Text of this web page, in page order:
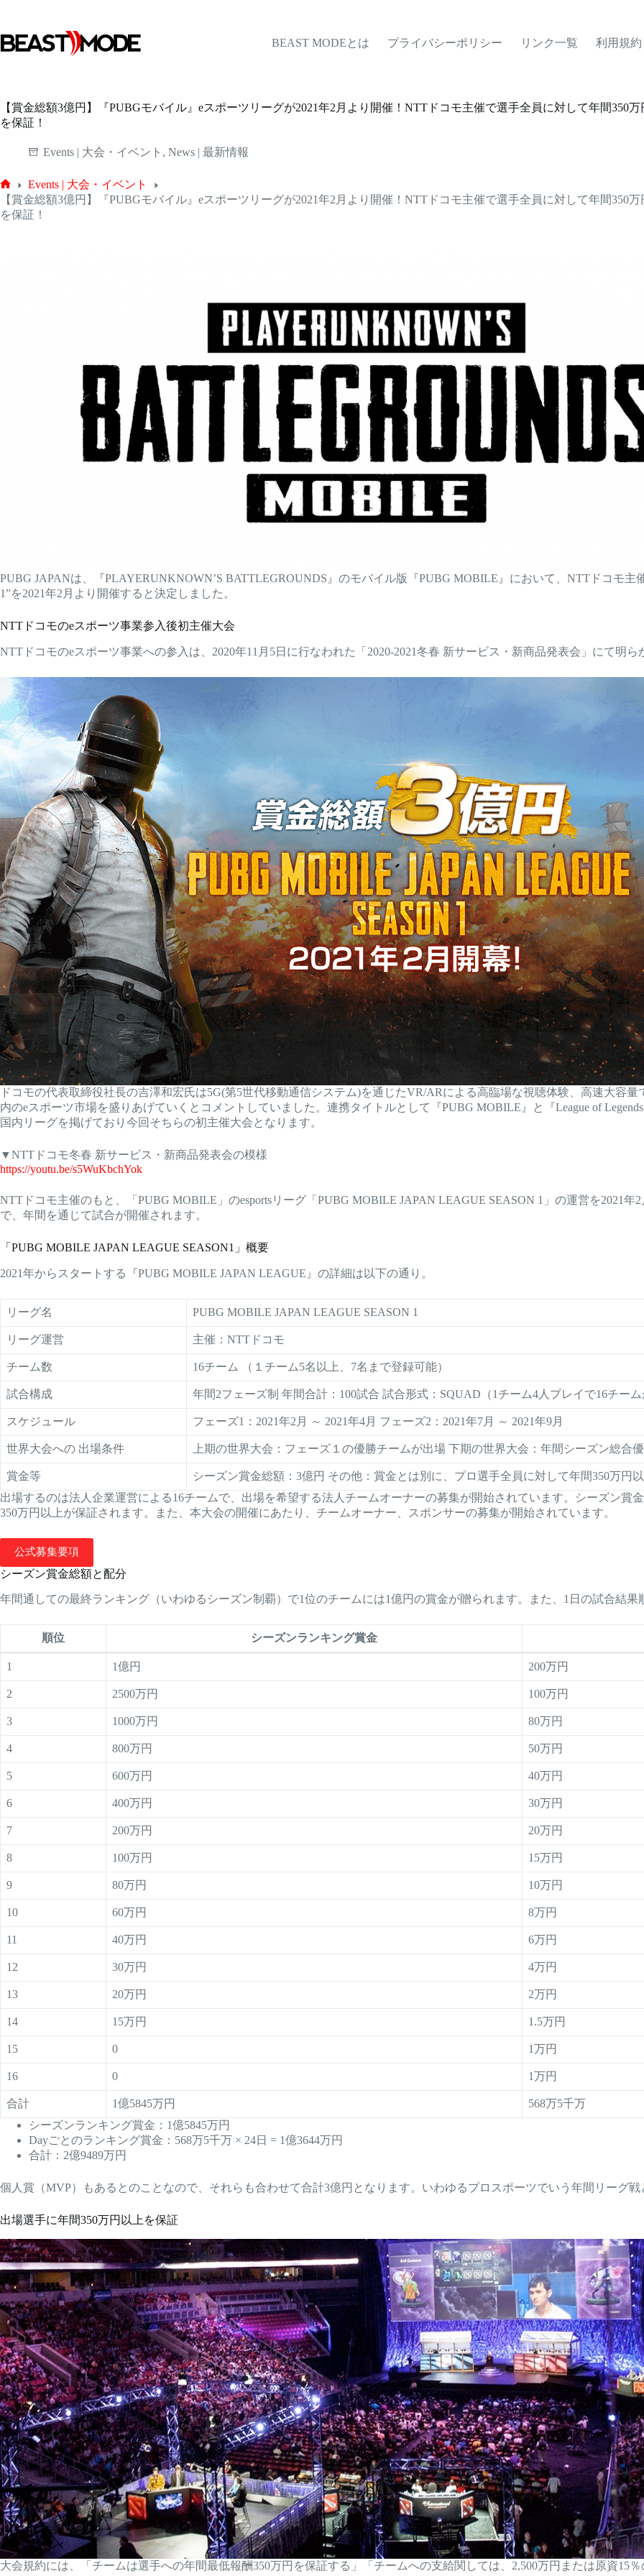
テ
ン
キ
ッ
BEAST MODEとは プライバシーポリシー リンク一覧 利用規約
【賞金総額3億円】『PUBGモバイル』eスポーツリーグが2021年2月より開催！NTTドコモ主催で選手全員に対して年間350万
を保証！
Events | 大会・イベント , News | 最新情報
ホ
ー
Events | 大会・イベント
【賞金総額3億円】『PUBGモバイル』eスポーツリーグが2021年2月より開催！NTTドコモ主催で選手全員に対して年間350万
を保証！
PUBG JAPANは、『PLAYERUNKNOWN’S BATTLEGROUNDS』のモバイル版『PUBG MOBILE』において、NTTドコモ主
1”を2021年2月より開催すると決定しました。
NTTドコモのeスポーツ事業参入後初主催大会
NTTドコモのeスポーツ事業への参入は、2020年11月5日に行なわれた「2020-2021冬春 新サービス・新商品発表会」にて明ら
ドコモの代表取締役社長の吉澤和宏氏は5G(第5世代移動通信システム)を通じたVR/ARによる高臨場な視聴体験、高速大容
内のeスポーツ市場を盛りあげていくとコメントしていました。連携タイトルとして『PUBG MOBILE』と『League of
国内リーグを掲げており今回そちらの初主催大会となります。
▼NTTドコモ冬春 新サービス・新商品発表会の模様
https://youtu.be/s5WuKbchYok
NTTドコモ主催のもと、「PUBG MOBILE」のesportsリーグ「PUBG MOBILE JAPAN LEAGUE SEASON 1」の運営を2021
で、年間を通じて試合が開催されます。
「PUBG MOBILE JAPAN LEAGUE SEASON1」概要
2021年からスタートする『PUBG MOBILE JAPAN LEAGUE』の詳細は以下の通り。
リーグ名 PUBG MOBILE JAPAN LEAGUE SEASON 1
リーグ運営 主催：NTTドコモ
チーム数 16チーム （１チーム5名以上、7名まで登録可能）
試合構成 年間2フェーズ制 年間合計：100試合 試合形式：SQUAD（1チーム4人プレイで16チーム
スケジュール フェーズ1：2021年2月 ～ 2021年4月 フェーズ2：2021年7月 ～ 2021年9月
世界大会への 出場条件 上期の世界大会：フェーズ１の優勝チームが出場 下期の世界大会：年間シーズン総合
賞金等
シーズン賞金総額：3億円 その他：賞金とは別に、プロ選手全員に対して年間350万円
出場するのは法人企業運営による16チームで、出場を希望する法人チームオーナーの募集が開始されています。シーズン賞
350万円以上が保証されます。また、本大会の開催にあたり、チームオーナー、スポンサーの募集が開始されています。
公式募集要項
シーズン賞金総額と配分
年間通しての最終ランキング（いわゆるシーズン制覇）で1位のチームには1億円の賞金が贈られます。また、1日の試合結果
順位 シーズンランキング賞金
1 1億円 200万円
2 2500万円 100万円
3 1000万円 80万円
4 800万円 50万円
5 600万円 40万円
6 400万円 30万円
7 200万円 20万円
8 100万円 15万円
9 80万円 10万円
10 60万円 8万円
11 40万円 6万円
12 30万円 4万円
13 20万円 2万円
14 15万円 1.5万円
15 0 1万円
16 0 1万円
合計 1億5845万円
568万5千万
シーズンランキング賞金：1億5845万円
Dayごとのランキング賞金：568万5千万 × 24日 = 1億3644万円
合計：2億9489万円
個人賞（MVP）もあるとのことなので、それらも合わせて合計3億円となります。いわゆるプロスポーツでいう年間リーグ戦
出場選手に年間350万円以上を保証
大会規約には、「チームは選手への年間最低報酬350万円を保証する」「チームへの支給関しては、2,500万円または原資15